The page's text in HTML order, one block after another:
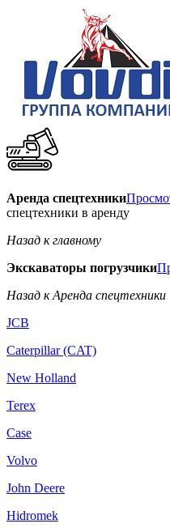
Аренда спецтехники
спецтехники в аренду
Назад к главному
Экскаваторы погрузчики
Назад к Аренда спецтехники
JCB
Caterpillar (CAT)
New Holland
Terex
Case
Volvo
John Deere
Hidromek